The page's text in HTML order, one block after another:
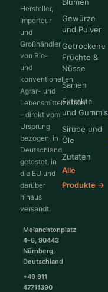
Hersteller,
Importeur
und
Großhändler
von Bio-
und
konventionellen
Agrar- und
Lebensmittelzutaten
– direkt vom
Ursprung
bezogen, in
Deutschland
getestet, in
die EU und
darüber
hinaus
versandt.
Melanchtonplatz
4–6, 90443
Nürnberg,
Deutschland
+49 911
47711390
Gewürze
und Pulver
Getrockene
Früchte &
Nüsse
Samen
Extrakte
und Gummis
Sirupe und
Öle
Zutaten
Alle
Produkte →